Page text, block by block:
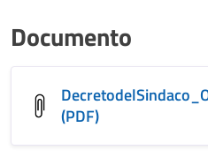
Documento
(PDF)